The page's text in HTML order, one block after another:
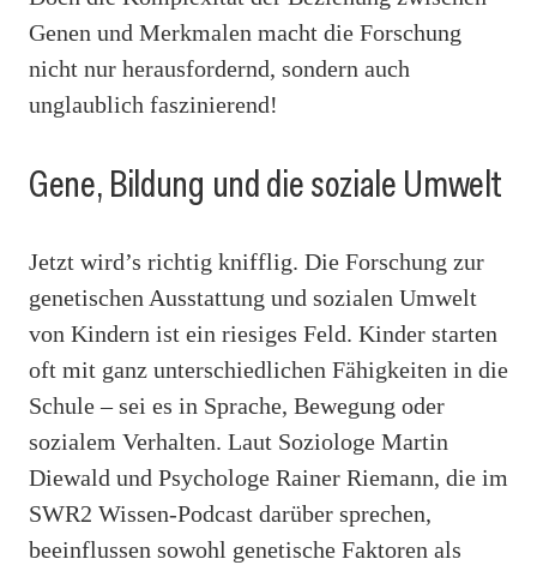
Genen und Merkmalen macht die Forschung
nicht nur herausfordernd, sondern auch
unglaublich faszinierend!
Gene, Bildung und die soziale Umwelt
Jetzt wird’s richtig knifflig. Die Forschung zur
genetischen Ausstattung und sozialen Umwelt
von Kindern ist ein riesiges Feld. Kinder starten
oft mit ganz unterschiedlichen Fähigkeiten in die
Schule – sei es in Sprache, Bewegung oder
sozialem Verhalten. Laut Soziologe Martin
Diewald und Psychologe Rainer Riemann, die im
SWR2 Wissen-Podcast darüber sprechen,
beeinflussen sowohl genetische Faktoren als